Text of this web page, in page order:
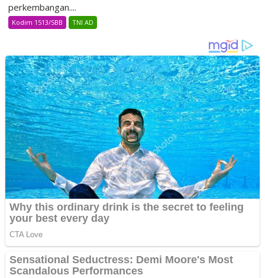
perkembangan....
Kodim 1513/SBB TNI AD